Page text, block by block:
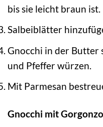
bis sie leicht braun ist.
Salbeiblätter
Gnocchi in der Butter
und Pfeffer würzen.
Mit Parmesan
Gnocchi mit